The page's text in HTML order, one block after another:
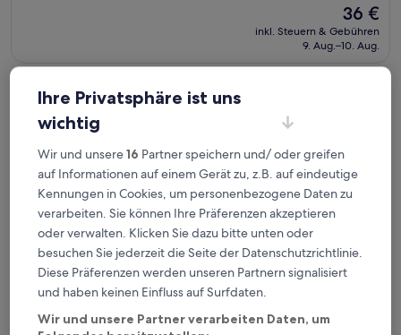
Bewertungen)
Der
Preis
beträgt
36 €
inkl. Steuern & Gebühren
9. Aug.–10. Aug.
Rota 44 Hotel
Ihre Privatsphäre ist uns
wichtig
Wir und unsere16 Partner speichern und/ oder greifen
auf Informationen auf einem Gerät zu, z.B. auf eindeutige
Kennungen in Cookies, um personenbezogene Daten zu
verarbeiten. Sie können Ihre Präferenzen akzeptieren
oder verwalten. Klicken Sie dazu bitte unten oder
besuchen Sie jederzeit die Seite der Datenschutzrichtlinie.
Diese Präferenzen werden unseren Partnern signalisiert
und haben keinen Einfluss auf Surfdaten.
Wir und unsere Partner verarbeiten Daten, um